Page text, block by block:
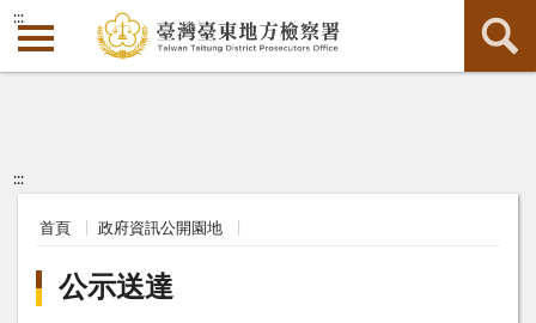
:::
:::
首頁 政府資訊公開園地
公示送達